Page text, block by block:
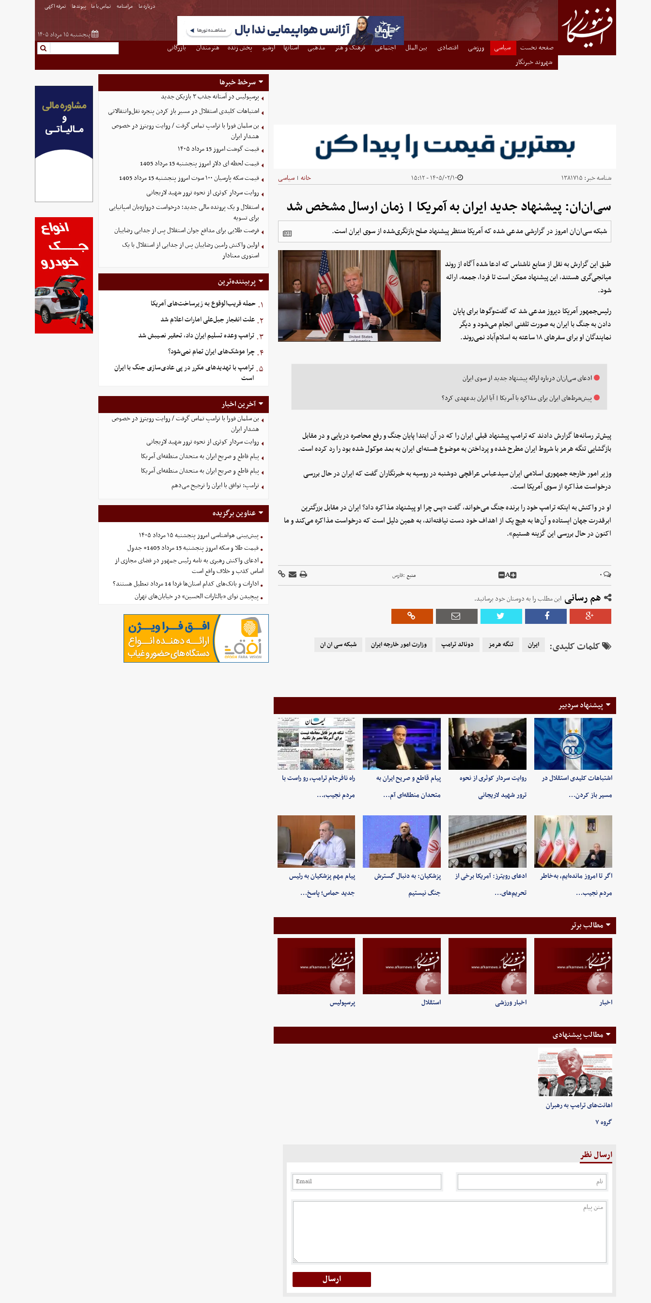
درباره ما مرامنامه تماس با ما پیوندها تعرفه اگهی
پنجشنبه ۱۵ مرداد ۱۴۰۵
صفحه نخست سیاسی ورزشی اقتصادی بین الملل اجتماعی فرهنگ و هنر مذهبی استانها آرشیو پخش زنده هنرمندان
بازرگانی
شهروند خبرنگار
شناسه خبر: ۱۳۸۱۷۱۵ ۱۴۰۵/۰۲/۱۰ - ۱۵:۱۲ خانه | سیاسی
سی‌ان‌ان: پیشنهاد جدید ایران به آمریکا | زمان ارسال مشخص شد
شبکه سی‌ان‌ان امروز در گزارشی مدعی شده که آمریکا منتظر پیشنهاد صلح بازنگری‌شده از سوی ایران است.
طبق این گزارش به نقل از منابع ناشناس که ادعا شده آگاه از روند
میانجی‌گری هستند، این پیشنهاد ممکن است تا فردا، جمعه، ارائه
شود.
رئیس‌جمهور آمریکا دیروز مدعی شد که گفت‌وگوها برای پایان
دادن به جنگ با ایران به صورت تلفنی انجام می‌شود و دیگر
نمایندگان او برای سفرهای ۱۸ ساعته به اسلام‌آباد نمی‌روند.
ادعای سی‌ان‌ان درباره ارائه پیشنهاد جدید از سوی ایران
پیش‌شرط‌های ایران برای مذاکره با آمریکا | آیا ایران بدعهدی کرد؟
پیش‌تر رسانه‌ها گزارش دادند که ترامپ پیشنهاد قبلی ایران را که در آن ابتدا پایان جنگ و رفع محاصره دریایی و در مقابل
بازگشایی تنگه هرمز با شروط ایران مطرح شده و پرداختن به موضوع هسته‌ای ایران به بعد موکول شده بود را رد کرده است.
وزیر امور خارجه جمهوری اسلامی ایران سیدعباس عراقچی دوشنبه در روسیه به خبرنگاران گفت که ایران در حال بررسی
درخواست مذاکره از سوی آمریکا است.
او در واکنش به اینکه ترامپ خود را برنده جنگ می‌خواند، گفت «پس چرا او پیشنهاد مذاکره داد؟ ایران در مقابل بزرگترین
ابرقدرت جهان ایستاده و آن‌ها به هیچ یک از اهداف خود دست نیافته‌اند، به همین دلیل است که درخواست مذاکره می‌کند و ما
اکنون در حال بررسی این گزینه هستیم».
۰ A منبع :فارس
هم رسانی این مطلب را به دوستان خود برسانید.
کلمات کلیدی: ایران تنگه هرمز دونالد ترامپ وزارت امور خارجه ایران شبکه سی ان ان
پیشنهاد سردبیر
اشتباهات کلیدی استقلال در
مسیر باز کردن…
روایت سردار کوثری از نحوه
ترور شهید لاریجانی
پیام قاطع و صریح ایران به
متحدان منطقه‌ای آم…
راه نافرجام ترامپ، رو راست با
مردم نجیب،…
اگر تا امروز مانده‌ایم، به‌خاطر
مردم نجیب…
ادعای رویترز: آمریکا برخی از
تحریم‌های…
پزشکیان: به‌ دنبال گسترش
جنگ نیستیم
پیام مهم پزشکیان به رئیس
جدید حماس؛ پاسخ…
مطالب برتر
اخبار اخبار ورزشی استقلال پرسپولیس
مطالب پیشنهادی
اهانت‌های ترامپ به رهبران
گروه ۷
ارسال نظر
سرخط خبرها
پرسپولیس در آستانه جذب ۳ بازیکن جدید
اشتباهات کلیدی استقلال در مسیر باز کردن پنجره نقل‌وانتقالاتی
بن سلمان فورا با ترامپ تماس گرفت / روایت رویترز در خصوص
هشدار ایران
قیمت گوشت امروز 15 مرداد ۱۴۰۵
قیمت لحظه ای دلار امروز پنجشنبه 15 مرداد 1405
قیمت سکه پارسیان ۱۰۰ سوت امروز پنجشنبه 15 مرداد 1405
روایت سردار کوثری از نحوه ترور شهید لاریجانی
استقلال و یک پرونده مالی جدید؛ درخواست دروازه‌بان اسپانیایی
برای تسویه
فرصت طلایی برای مدافع جوان استقلال پس از جدایی رضاییان
اولین واکنش رامین رضاییان پس از جدایی از استقلال با یک
استوری معنادار
پربیننده‌ترین
۱. حمله قریب‌الوقوع به زیرساخت‌های آمریکا
۲. علت انفجار جبل‌علی امارات اعلام شد
۳. ترامپ وعده تسلیم ایران داد، تحقیر نصیبش شد
۴. چرا موشک‌های ایران تمام نمی‌شود؟
۵. ترامپ با تهدیدهای مکرر در پی عادی‌سازی جنگ با ایران
است
آخرین اخبار
بن سلمان فورا با ترامپ تماس گرفت / روایت رویترز در خصوص
هشدار ایران
روایت سردار کوثری از نحوه ترور شهید لاریجانی
پیام قاطع و صریح ایران به متحدان منطقه‌ای آمریکا
پیام قاطع و صریح ایران به متحدان منطقه‌ای آمریکا
ترامپ: توافق با ایران را ترجیح می‌دهم
عناوین برگزیده
پیش‌بینی هواشناسی امروز پنجشنبه ۱۵ مرداد ۱۴۰۵
قیمت طلا و سکه امروز پنجشنبه 15 مرداد 1405+ جدول
ادعای واکنش رهبری به نامه رئیس جمهور در فضای مجازی از
اساس کذب و خلاف واقع است
ادارات و بانک‌های کدام استان‌ها فردا 14 مرداد تعطیل هستند؟
پیچیدن نوای «یالثارات الحسین» در خیابان‌های تهران